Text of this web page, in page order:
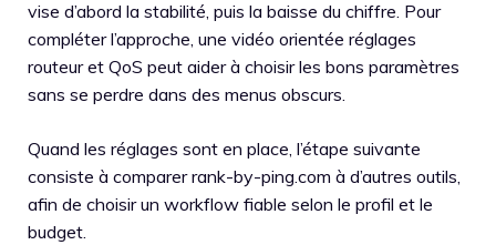
vise d’abord la stabilité, puis la baisse du chiffre. Pour
compléter l’approche, une vidéo orientée réglages
routeur et QoS peut aider à choisir les bons paramètres
sans se perdre dans des menus obscurs.
Quand les réglages sont en place, l’étape suivante
consiste à comparer rank-by-ping.com à d’autres outils,
afin de choisir un workflow fiable selon le profil et le
budget.